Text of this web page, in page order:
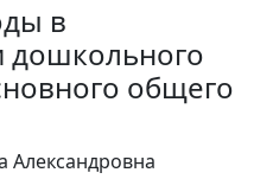
в
дошкольного
общего